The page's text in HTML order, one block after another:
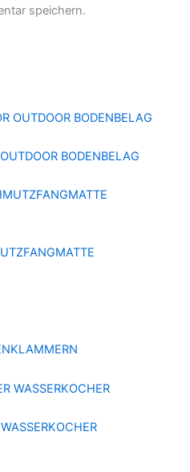
speichern.
BODENBELAG